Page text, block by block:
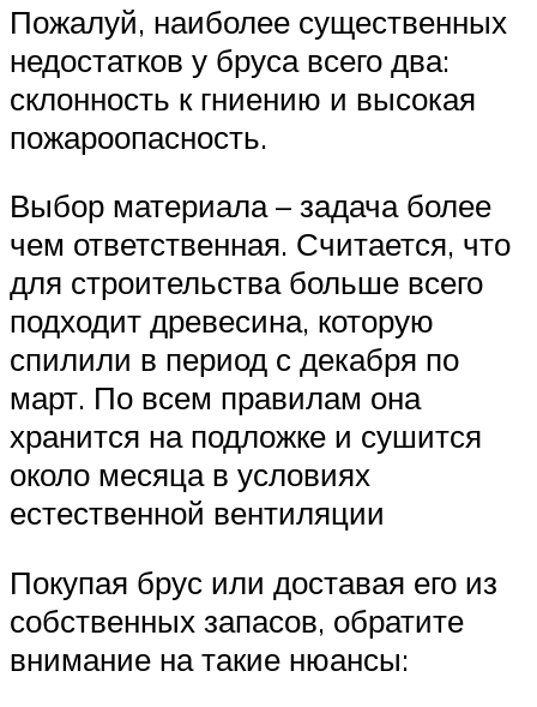
Пожалуй, наиболее существенных
недостатков у бруса всего два:
склонность к гниению и высокая
пожароопасность.
Выбор материала – задача более
чем ответственная. Считается, что
для строительства больше всего
подходит древесина, которую
спилили в период с декабря по
март. По всем правилам она
хранится на подложке и сушится
около месяца в условиях
естественной вентиляции
Покупая брус или доставая его из
собственных запасов, обратите
внимание на такие нюансы: